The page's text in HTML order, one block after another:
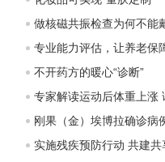
做核磁共振检查为何不能
专业能力评估，让养老保
不开药方的暖心“诊断”
专家解读运动后体重上涨
刚果（金）埃博拉确诊病
实施残疾预防行动 共建共